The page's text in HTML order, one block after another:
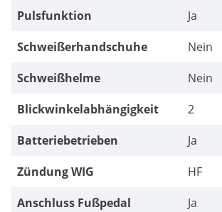
Pulsfunktion
Ja
Schweißerhandschuhe
Nein
Schweißhelme
Nein
Blickwinkelabhängigkeit
2
Batteriebetrieben
Ja
Zündung WIG
HF
Anschluss Fußpedal
Ja